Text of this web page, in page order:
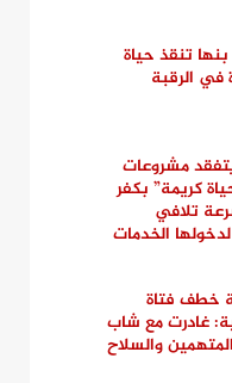
تنقذ حياة
في الرقبة
مشروعات
كريمة” بكفر
تلافي
الخدمات
خطف فتاة
غادرت مع شاب
والسلاح